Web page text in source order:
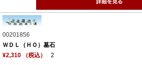
00201856
ＷＤＬ（ＨＯ）墓石
¥2,310 （税込）
2